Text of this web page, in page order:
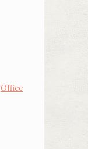
Office